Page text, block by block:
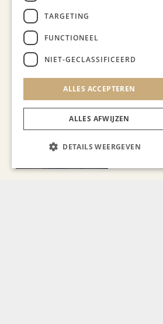
Van
curated
BLOG JO
We
feesten
TARGETING
FUNCTIONEEL
NIET-GECLASSIFICEERD
ALLES ACCEPTEREN
ALLES AFWIJZEN
DETAILS WEERGEVEN